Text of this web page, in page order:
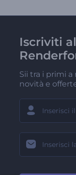
Iscriviti
Sii tra i primi
novità e